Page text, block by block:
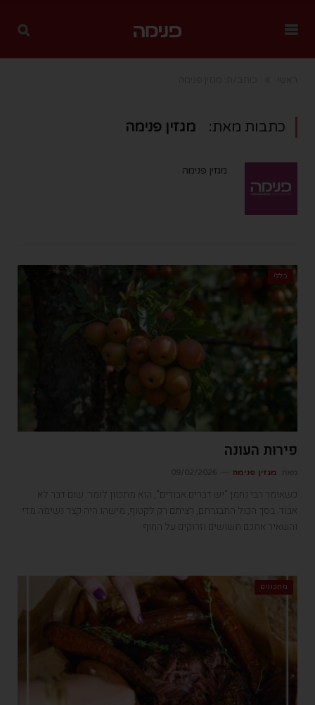
כתבות מאת: מגזין פנימה
מגזין פנימה
כללי
פירות העונה
מגזין פנימה
כשאומר רבי נחמן "יש דברים אבודים", הוא מתכוון לומר: שום דבר לא
אבוד. בסך הכול התבגרתם, רציתם רק לקטוף, מישהו היה קצר נשימה מדי
והשאיר אתכם תשושים וזרוקים על החוף
מתכונים